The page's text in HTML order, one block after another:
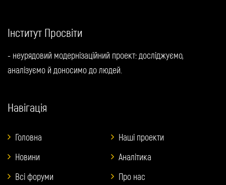
Інститут Просвіти
- неурядовий модернізаційний проект: досліджуємо,
аналізуємо й доносимо до людей.
Навігація
Головна
Наші проекти
Новини
Аналітика
Всі форуми
Про нас